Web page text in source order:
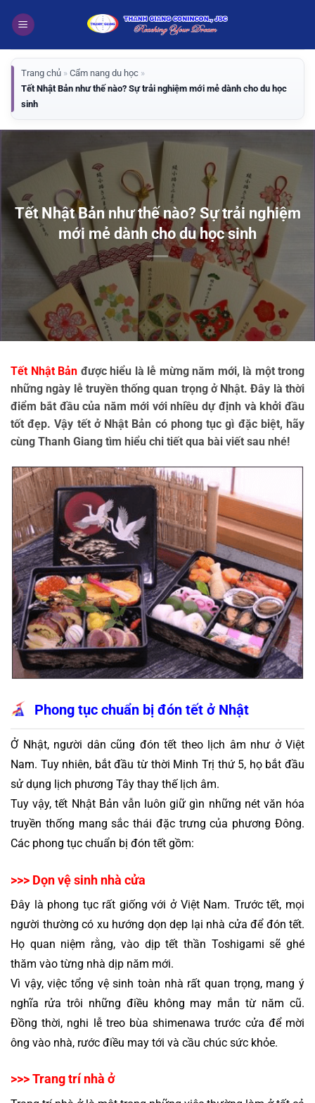
qua
dung
Trang chủ » Cẩm nang du học »
Tết Nhật Bản như thế nào? Sự trải nghiệm mới mẻ dành cho du học
sinh
Tết Nhật Bản như thế nào? Sự trải nghiệm
mới mẻ dành cho du học sinh
Tết Nhật Bản được hiểu là lễ mừng năm mới, là một trong
những ngày lễ truyền thống quan trọng ở Nhật. Đây là thời
điểm bắt đầu của năm mới với nhiều dự định và khởi đầu
tốt đẹp. Vậy tết ở Nhật Bản có phong tục gì đặc biệt, hãy
cùng Thanh Giang tìm hiểu chi tiết qua bài viết sau nhé!
Phong tục chuẩn bị đón tết ở Nhật
Ở Nhật, người dân cũng đón tết theo lịch âm như ở Việt
Nam. Tuy nhiên, bắt đầu từ thời Minh Trị thứ 5, họ bắt đầu
sử dụng lịch phương Tây thay thế lịch âm.
Tuy vậy, tết Nhật Bản vẫn luôn giữ gìn những nét văn hóa
truyền thống mang sắc thái đặc trưng của phương Đông.
Các phong tục chuẩn bị đón tết gồm:
>>> Dọn vệ sinh nhà cửa
Đây là phong tục rất giống với ở Việt Nam. Trước tết, mọi
người thường có xu hướng dọn dẹp lại nhà cửa để đón tết.
Họ quan niệm rằng, vào dịp tết thần Toshigami sẽ ghé
thăm vào từng nhà dịp năm mới.
Vì vậy, việc tổng vệ sinh toàn nhà rất quan trọng, mang ý
nghĩa rửa trôi những điều không may mắn từ năm cũ.
Đồng thời, nghi lễ treo bùa shimenawa trước cửa để mời
ông vào nhà, rước điều may tới và cầu chúc sức khỏe.
>>> Trang trí nhà ở